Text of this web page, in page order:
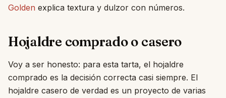
Golden explica textura y dulzor con números.
Hojaldre comprado o casero
Voy a ser honesto: para esta tarta, el hojaldre
comprado es la decisión correcta casi siempre. El
hojaldre casero de verdad es un proyecto de varias